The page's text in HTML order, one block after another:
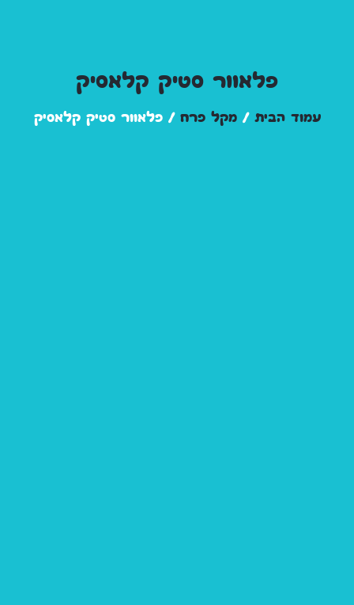
פלאוור סטיק קלאסיק
עמוד הבית /מקל פרח / פלאוור סטיק קלאסיק